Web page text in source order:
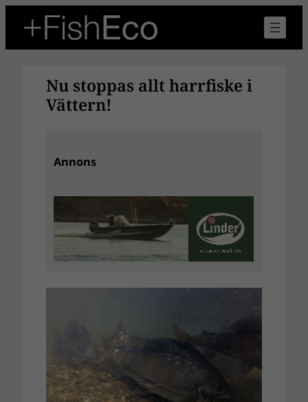
innehåll
Nu stoppas allt harrfiske i
Vättern!
Annons